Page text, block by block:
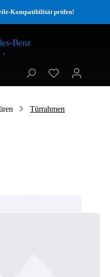
Kompatibilität prüfen!
Türrahmen